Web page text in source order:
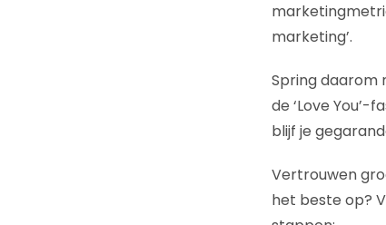
marketing’.
Spring daarom
de ‘Love
blijf je
Vertrouwen
het beste op?